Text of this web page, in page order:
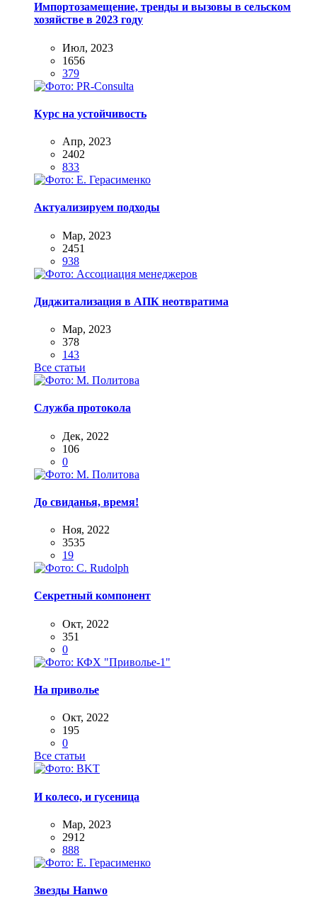
Импортозамещение, тренды и вызовы в сельском
хозяйстве в 2023 году
Июл, 2023
1656
379
Курс на устойчивость
Апр, 2023
2402
833
Актуализируем подходы
Мар, 2023
2451
938
Диджитализация в АПК неотвратима
Мар, 2023
378
143
Все статьи
Служба протокола
Дек, 2022
106
0
До свиданья, время!
Ноя, 2022
3535
19
Секретный компонент
Окт, 2022
351
0
На приволье
Окт, 2022
195
0
Все статьи
И колесо, и гусеница
Мар, 2023
2912
888
Звезды Hanwo